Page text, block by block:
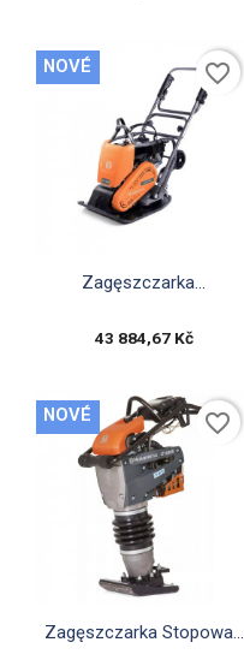
Rychlý náhled
Zagęszczarka...
43 884,67 Kč
NOVÉ favorite_border
Rychlý náhled
Zagęszczarka Stopowa...
NOVÉ favorite_border